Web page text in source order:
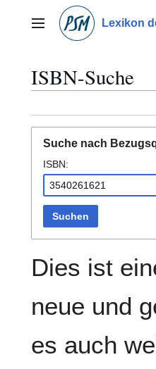
springenHauptmenü Lexikon
ISBN-Suche
Suche nach
ISBN:
Suchen
Dies ist
neue und
es auch